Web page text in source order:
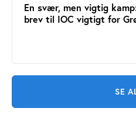
En svær, men vigtig
brev til IOC vigtigt for
SE